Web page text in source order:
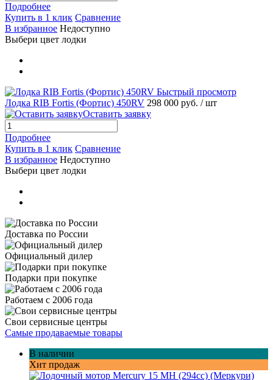
Подробнее
Купить в 1 клик Сравнение
В избранное Недоступно
Выбери цвет лодки
Быстрый просмотр
Лодка RIB Fortis (Фортис) 450RV 298 000 руб. / шт
Оставить заявку
Подробнее
Купить в 1 клик Сравнение
В избранное Недоступно
Выбери цвет лодки
Доставка по России
Официальный дилер
Подарки при покупке
Работаем с 2006 года
Свои сервисные центры
Самые продаваемые товары
В наличии
Хит продаж